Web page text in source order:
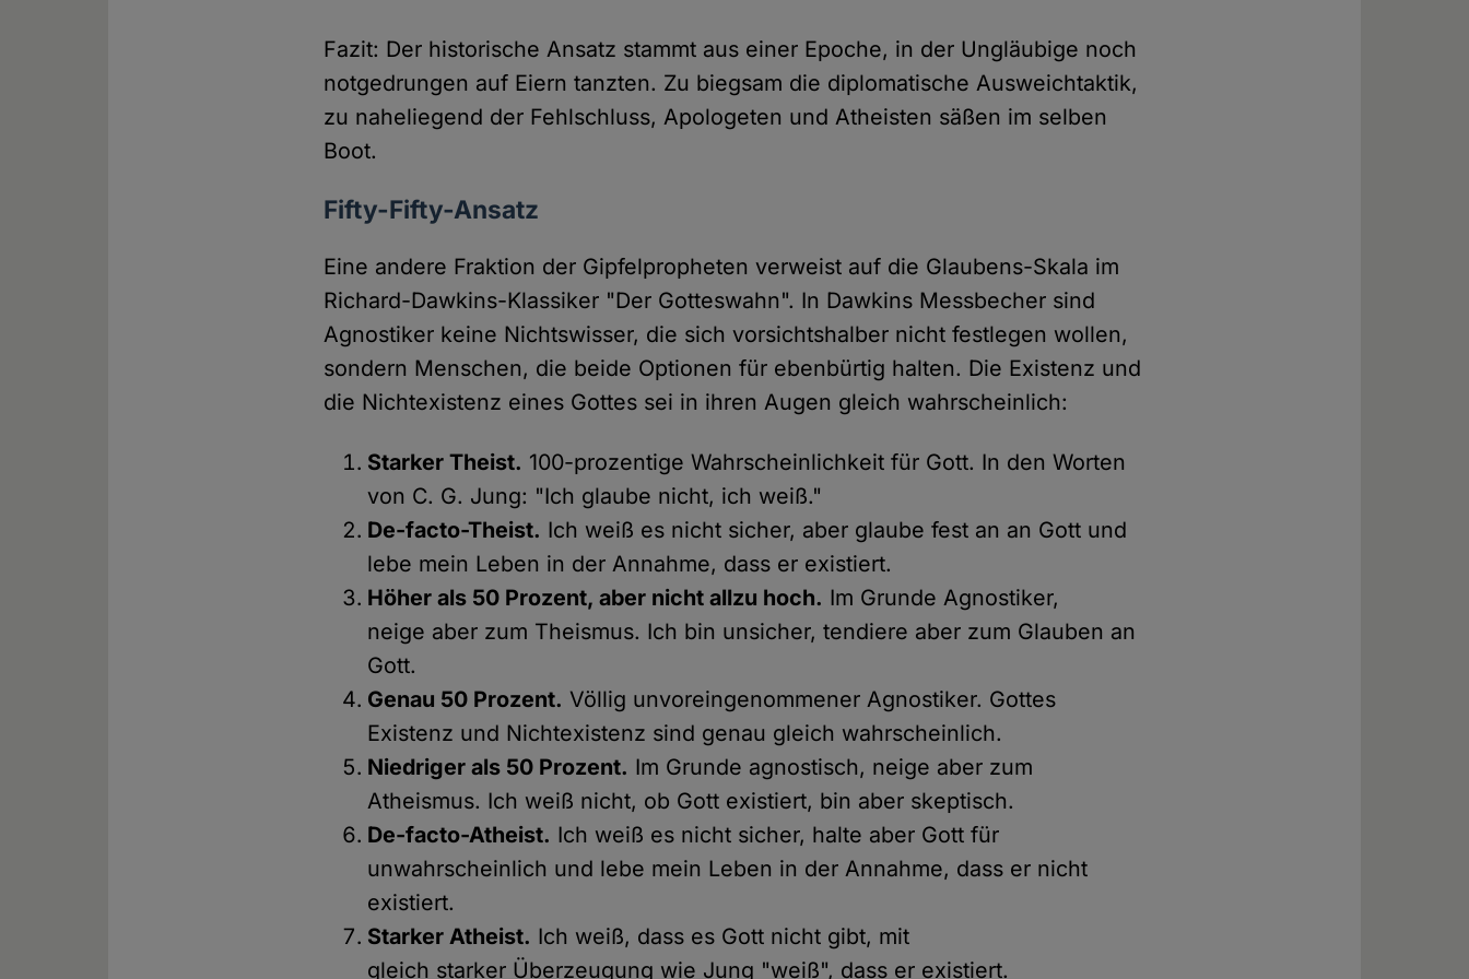
Fazit: Der historische Ansatz stammt aus einer Epoche, in der Ungläubige noch
notgedrungen auf Eiern tanzten. Zu biegsam die diplomatische Ausweichtaktik,
zu naheliegend der Fehlschluss, Apologeten und Atheisten säßen im selben
Boot.
Fifty-Fifty-Ansatz
Eine andere Fraktion der Gipfelpropheten verweist auf die Glaubens-Skala im
Richard-Dawkins-Klassiker "Der Gotteswahn". In Dawkins Messbecher sind
Agnostiker keine Nichtswisser, die sich vorsichtshalber nicht festlegen wollen,
sondern Menschen, die beide Optionen für ebenbürtig halten. Die Existenz und
die Nichtexistenz eines Gottes sei in ihren Augen gleich wahrscheinlich:
Starker Theist. 100-prozentige Wahrscheinlichkeit für Gott. In den Worten
von C. G. Jung: "Ich glaube nicht, ich weiß."
De-facto-Theist. Ich weiß es nicht sicher, aber glaube fest an an Gott und
lebe mein Leben in der Annahme, dass er existiert.
Höher als 50 Prozent, aber nicht allzu hoch. Im Grunde Agnostiker,
neige aber zum Theismus. Ich bin unsicher, tendiere aber zum Glauben an
Gott.
Genau 50 Prozent. Völlig unvoreingenommener Agnostiker. Gottes
Existenz und Nichtexistenz sind genau gleich wahrscheinlich.
Niedriger als 50 Prozent. Im Grunde agnostisch, neige aber zum
Atheismus. Ich weiß nicht, ob Gott existiert, bin aber skeptisch.
De-facto-Atheist. Ich weiß es nicht sicher, halte aber Gott für
unwahrscheinlich und lebe mein Leben in der Annahme, dass er nicht
existiert.
Starker Atheist. Ich weiß, dass es Gott nicht gibt, mit
gleich starker Überzeugung wie Jung "weiß", dass er existiert.